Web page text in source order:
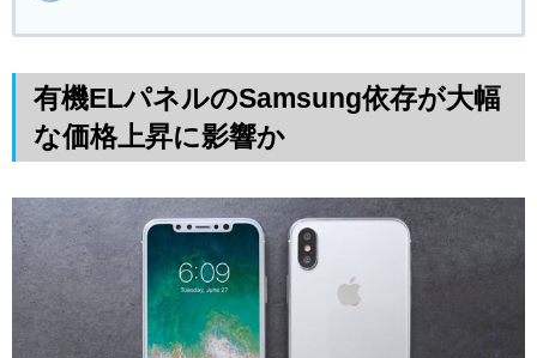
有機ELパネルのSamsung依存が大幅
な価格上昇に影響か